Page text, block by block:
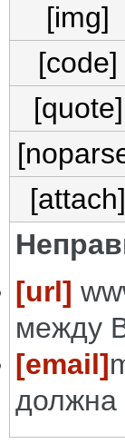
[img]
[code]
[quote]
[attach]
[url]
между
[email]
должна